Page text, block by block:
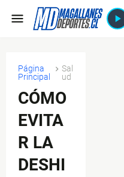
Página
Principal
Sal
ud
CÓMO
EVITA
R LA
DESHI